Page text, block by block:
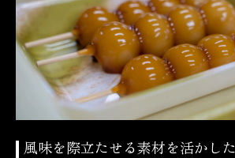
風味を際立たせる素材を活かし